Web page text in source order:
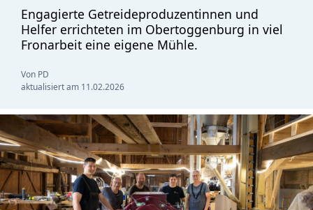
Engagierte Getreideproduzentinnen und
Helfer errichteten im Obertoggenburg in viel
Fronarbeit eine eigene Mühle.
Von PD
aktualisiert am 11.02.2026